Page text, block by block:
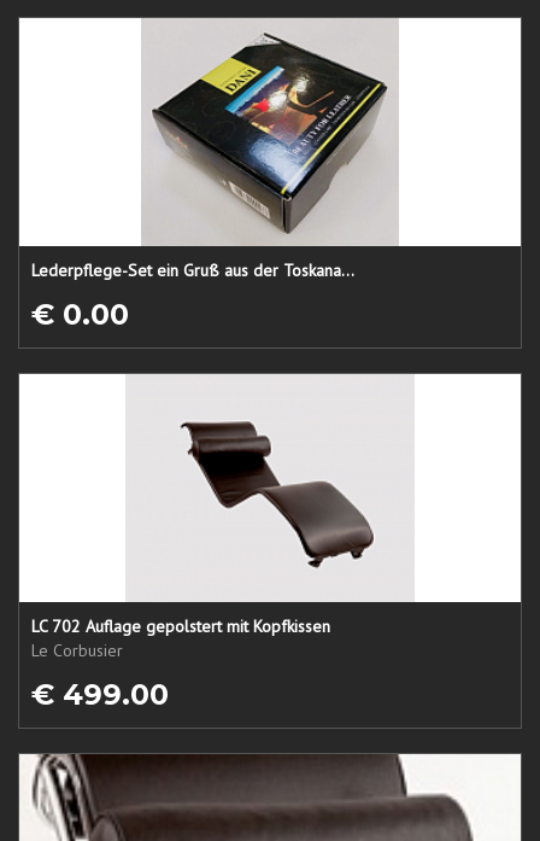
Lederpflege-Set ein Gruß aus der Toskana...
€ 0.00
LC 702 Auflage gepolstert mit Kopfkissen
Le Corbusier
€ 499.00